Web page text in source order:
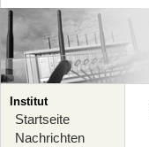
Institut
Startseite
Nachrichten